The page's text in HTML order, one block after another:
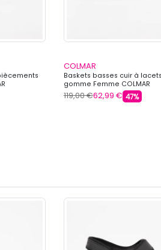
COLMAR
Baskets basses cuir à
gomme Femme COLMAR
119,00 €62,99 € 47%